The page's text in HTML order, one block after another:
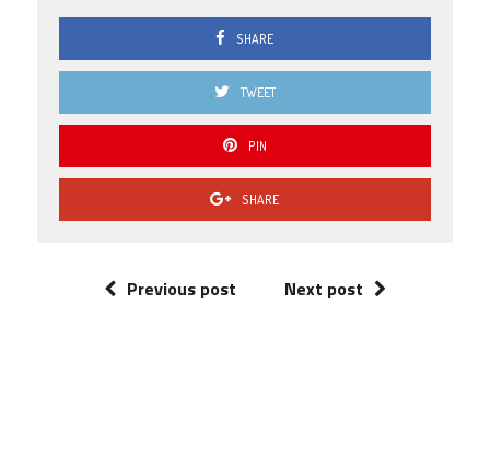
SHARE
TWEET
PIN
SHARE
Previous post Next post